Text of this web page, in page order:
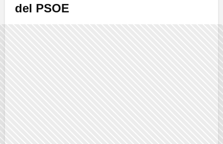
del PSOE